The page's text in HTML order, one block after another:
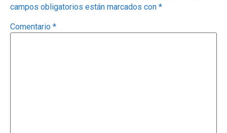
campos obligatorios están marcados con *
Comentario *